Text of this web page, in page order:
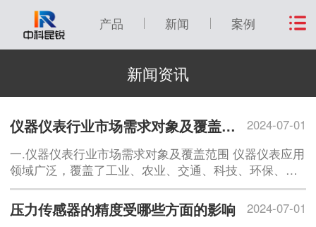
产品 新闻 案例
新闻资讯
2024-07-01
仪器仪表行业市场需求对象及覆盖范围
一.仪器仪表行业市场需求对象及覆盖范围 仪器仪表应用
领域广泛，覆盖了工业、农业、交通、科技、环保、国
防、文教卫生、人民生活等各方面，在国民经济建设各
行各
2024-07-01
压力传感器的精度受哪些方面的影响